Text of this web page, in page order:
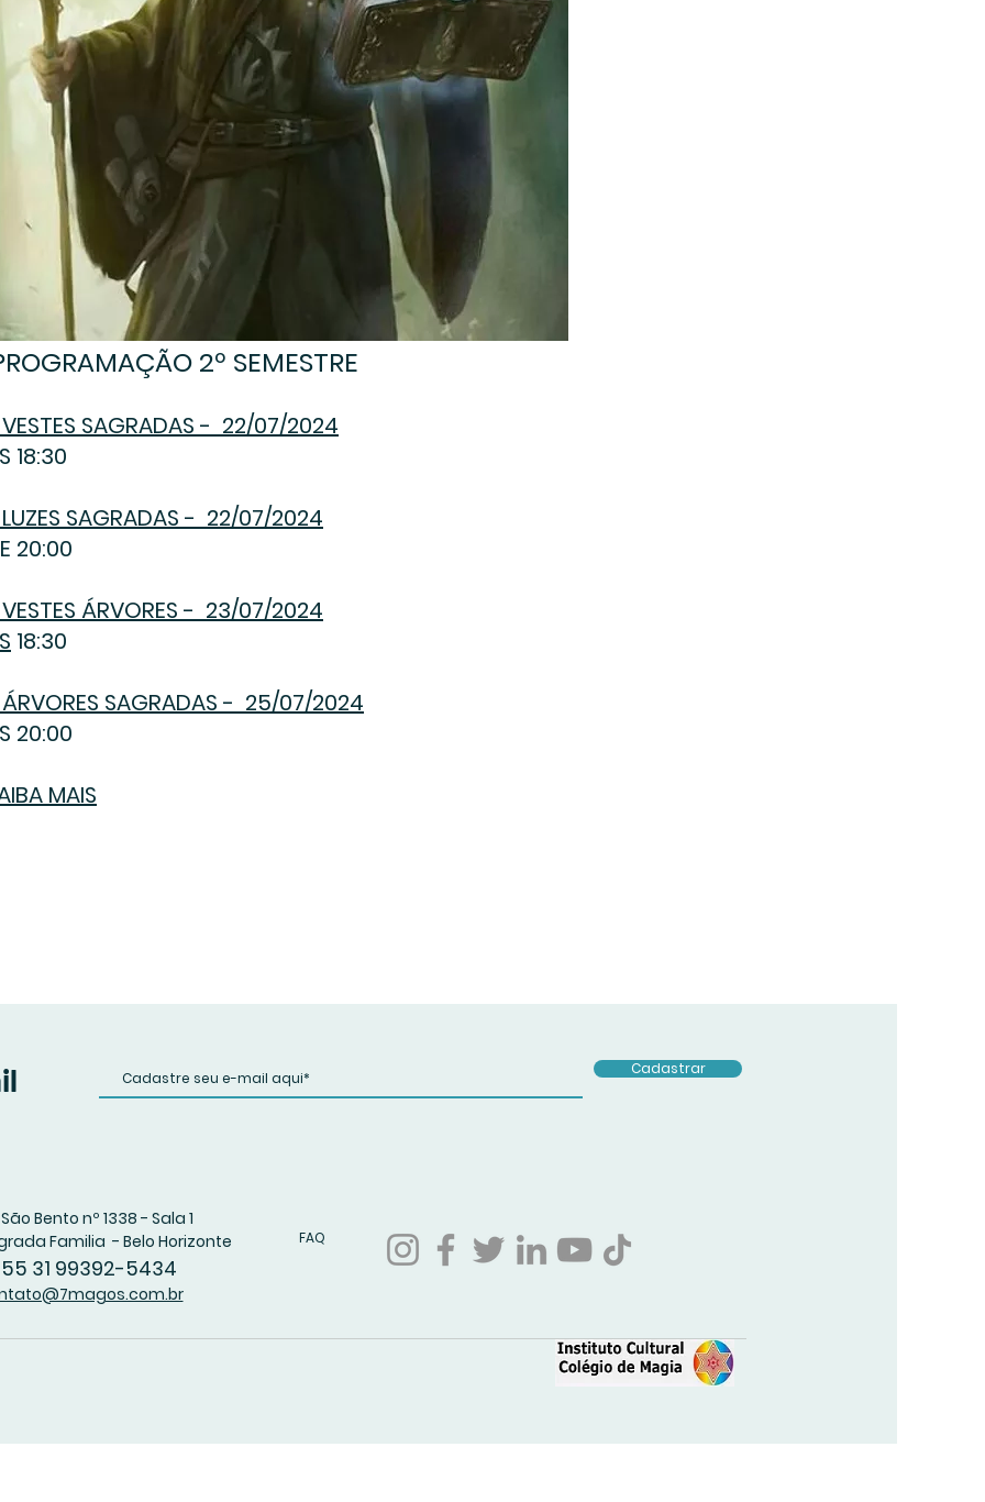
2º SEMESTRE
SAGRADAS - 22/07/2024
18:30
SAGRADAS - 22/07/2024
20:00
ÁRVORES - 23/07/2024
18:30
SAGRADAS - 25/07/2024
20:00
MAIS
Cadastrar
Bento nº 1338 - Sala 1
Familia - Belo Horizonte
31 99392-5434
FAQ